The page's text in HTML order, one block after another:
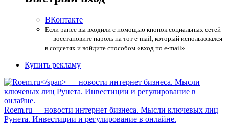
ВКонтакте
Если ранее вы входили с помощью кнопок социальных сетей
— восстановите пароль на тот e-mail, который использовался
в соцсетях и войдите способом «вход по e-mail».
Купить рекламу
Roem.ru — новости интернет бизнеса. Мысли ключевых лиц
Рунета. Инвестиции и регулирование в онлайне.